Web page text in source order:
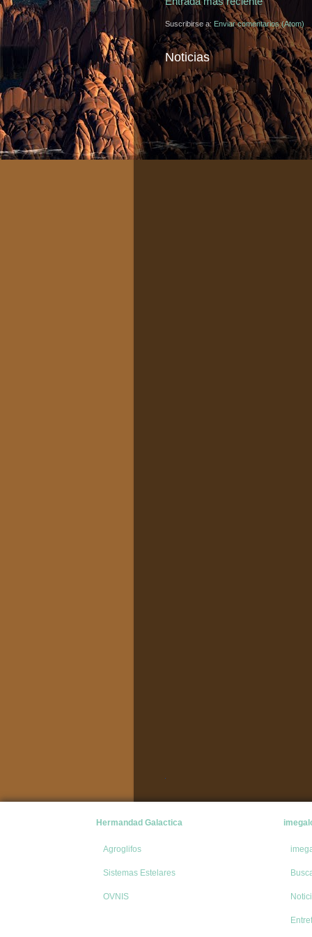
Suscribirse a: Enviar comentarios (Atom)
Noticias
Hermandad Galactica
Agroglifos
Sistemas Estelares
OVNIS